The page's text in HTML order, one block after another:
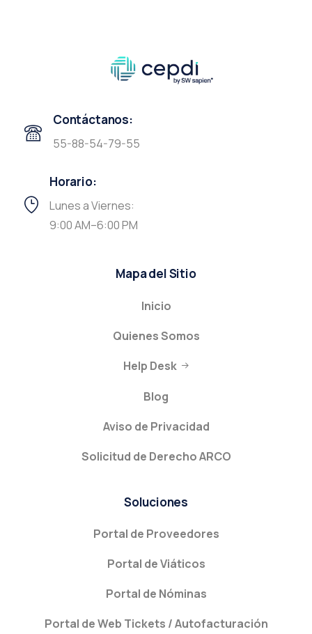
Contáctanos:
55-88-54-79-55
Horario:
Lunes a Viernes:
9:00 AM–6:00 PM
Mapa del Sitio
Inicio
Quienes Somos
Help Desk
Blog
Aviso de Privacidad
Solicitud de Derecho ARCO
Soluciones
Portal de Proveedores
Portal de Viáticos
Portal de Nóminas
Portal de Web Tickets / Autofacturación